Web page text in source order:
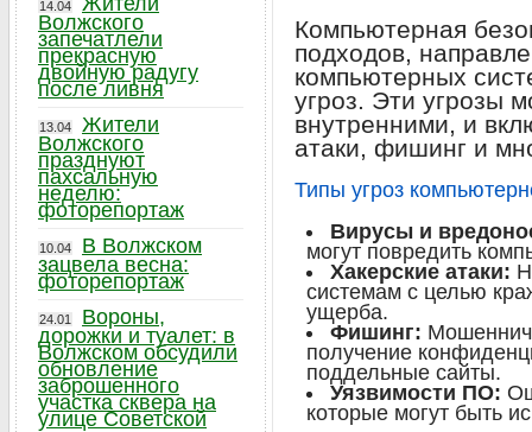
Компьютерная
подходов,
компьютерных
угроз. Эти угрозы
внутренними, и
атаки, фишинг и
Типы угроз
Вирусы и
могут повредить
Хакерские атаки:
системам с целью
ущерба.
Фишинг:
получение
поддельные сайты.
Уязвимости ПО:
которые могут быть
14.04
Волжского
запечатлели
прекрасную
двойную радугу
после ливня
13.04
Жители
Волжского
празднуют
пахсальную
неделю:
фоторепортаж
10.04
В Волжском
зацвела весна:
фоторепортаж
24.01
Вороны,
дорожки и туалет: в
Волжском обсудили
обновление
заброшенного
участка сквера на
улице Советской